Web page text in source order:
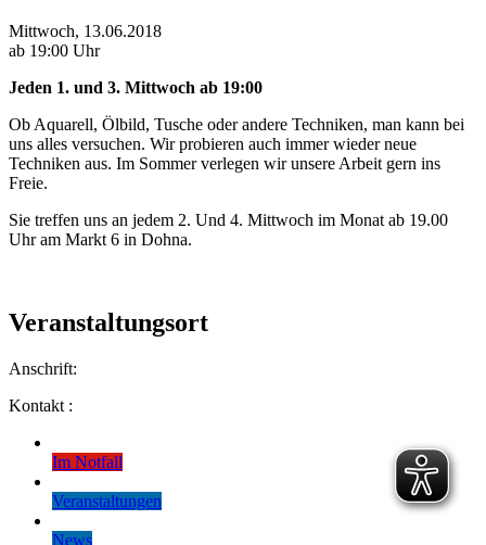
Mittwoch, 13.06.2018
ab 19:00 Uhr
Jeden 1. und 3. Mittwoch ab 19:00
Ob Aquarell, Ölbild, Tusche oder andere Techniken, man kann bei
uns alles versuchen. Wir probieren auch immer wieder neue
Techniken aus. Im Sommer verlegen wir unsere Arbeit gern ins
Freie.
Sie treffen uns an jedem 2. Und 4. Mittwoch im Monat ab 19.00
Uhr am Markt 6 in Dohna.
Veranstaltungsort
Anschrift:
Kontakt :
Im Notfall
Veranstaltungen
News